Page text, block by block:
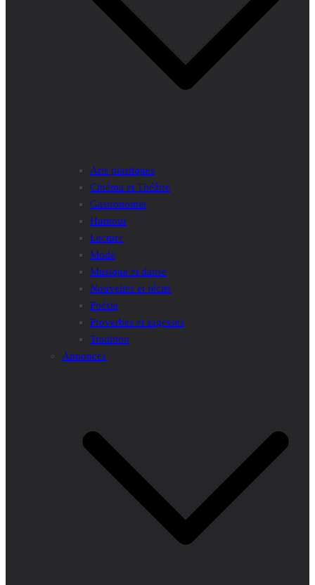
Arts plastiques
Cinéma et Théâtre
Gastronomie
Humour
Lecture
Mode
Musique et danse
Nouvelles et récits
Poésie
Proverbes et sagesses
Tradition
Annonces